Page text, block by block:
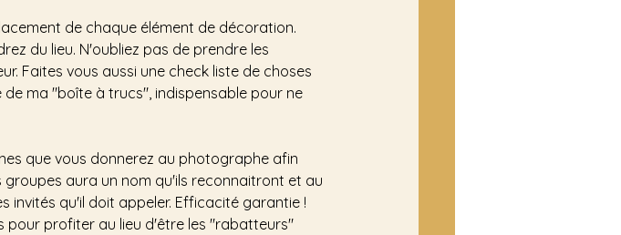
de chaque élément de décoration.
du lieu. N'oubliez pas de prendre les
Faites vous aussi une check liste de choses
ma "boîte à trucs", indispensable pour ne
que vous donnerez au photographe afin
aura un nom qu'ils reconnaitront et au
invités qu'il doit appeler. Efficacité garantie !
pour profiter au lieu d'être les "rabatteurs"